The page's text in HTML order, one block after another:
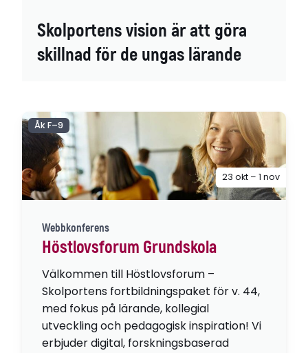
Skolportens vision är att göra
skillnad för de ungas lärande
Webbkonferens
Höstlovsforum Grundskola
Välkommen till Höstlovsforum –
Skolportens fortbildningspaket för v. 44,
med fokus på lärande, kollegial
utveckling och pedagogisk inspiration! Vi
erbjuder digital, forskningsbaserad
Åk F–9
23 okt – 1 nov